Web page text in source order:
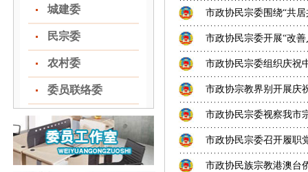
城建委
民宗委
农村委
委员联络委
市政协民宗委围绕“共
市政协民宗委开展“改
市政协民宗委组织庆祝
市政协宗教界别开展庆
市政协民宗委视察我市
市政协民宗委召开履职
市政协民族宗教港澳台